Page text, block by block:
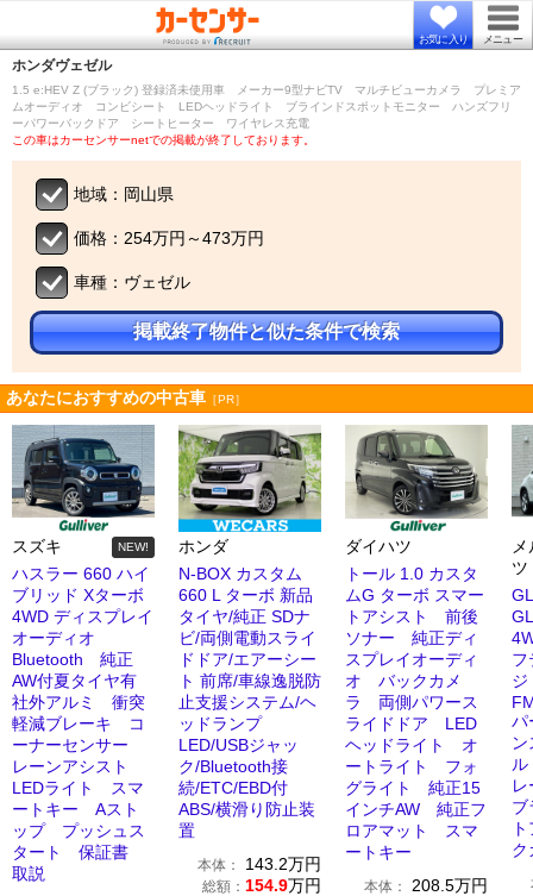
お気に入り メニュー
ホンダヴェゼル
1.5 e:HEV Z (ブラック) 登録済未使用車 メーカー9型ナビTV マルチビューカメラ プレミア
ムオーディオ コンビシート LEDヘッドライト ブラインドスポットモニター ハンズフリ
ーパワーバックドア シートヒーター ワイヤレス充電
この車はカーセンサーnetでの掲載が終了しております。
地域：岡山県
価格：254万円～473万円
車種：ヴェゼル
掲載終了物件と似た条件で検索
あなたにおすすめの中古車 ［PR］
スズキ NEW!
ハスラー 660 ハイ
ブリッド Xターボ
4WD ディスプレイ
オーディオ
Bluetooth 純正
AW付夏タイヤ有
社外アルミ 衝突
軽減ブレーキ コ
ーナーセンサー
レーンアシスト
LEDライト スマ
ートキー Aスト
ップ プッシュス
タート 保証書
取説
ホンダ
N-BOX カスタム
660 L ターボ 新品
タイヤ/純正 SDナ
ビ/両側電動スライ
ドドア/エアーシー
ト 前席/車線逸脱防
止支援システム/ヘ
ッドランプ
LED/USBジャッ
ク/Bluetooth接
続/ETC/EBD付
ABS/横滑り防止装
置
本体： 143.2万円
総額： 154.9万円
ダイハツ
トール 1.0 カスタ
ムG ターボ スマー
トアシスト 前後
ソナー 純正ディ
スプレイオーディ
オ バックカメ
ラ 両側パワース
ライドドア LED
ヘッドライト オ
ートライト フォ
グライト 純正15
インチAW 純正フ
ロアマット スマ
ートキー
本体： 208.5万円
ツ
フ
パ
ブ